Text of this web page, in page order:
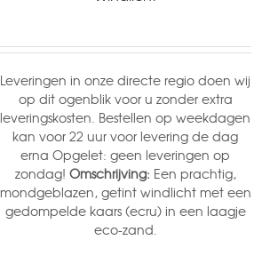
Leveringen in onze directe regio doen wij
op dit ogenblik voor u zonder extra
leveringskosten. Bestellen op weekdagen
kan voor 22 uur voor levering de dag
erna Opgelet: geen leveringen op
zondag! Omschrijving: Een prachtig,
mondgeblazen, getint windlicht met een
gedompelde kaars (ecru) in een laagje
eco-zand.